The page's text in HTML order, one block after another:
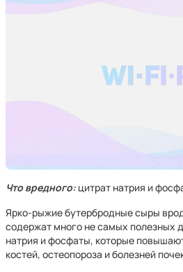
Что вредного: цитрат натрия и
Ярко-рыжие бутербродные сыры
содержат много не самых полезных
натрия и фосфаты, которые
костей, остеопороза и болезней